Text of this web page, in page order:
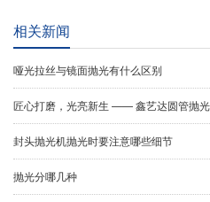
相关新闻
哑光拉丝与镜面抛光有什么区别
匠心打磨，光亮新生 —— 鑫艺达圆管抛光机
封头抛光机抛光时要注意哪些细节
抛光分哪几种